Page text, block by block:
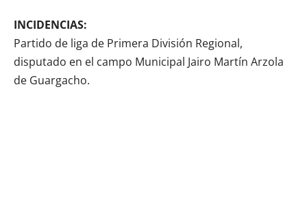
INCIDENCIAS:
Partido de liga de Primera División Regional,
disputado en el campo Municipal Jairo Martín Arzola
de Guargacho.